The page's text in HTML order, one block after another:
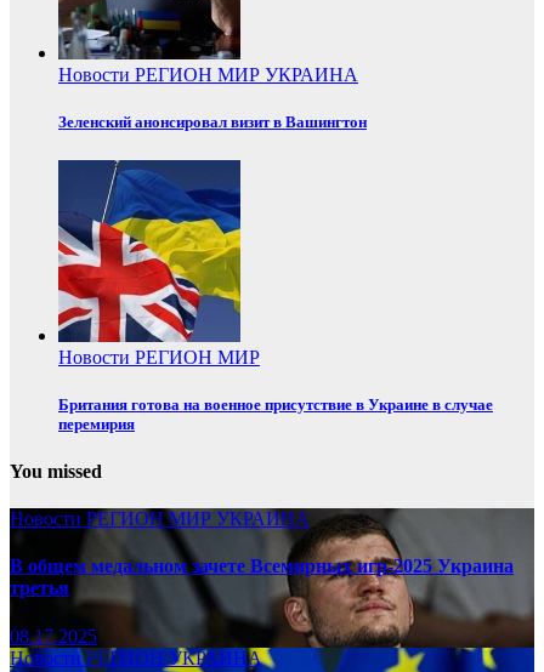
Новости РЕГИОН МИР УКРАИНА
Зеленский анонсировал визит в Вашингтон
Новости РЕГИОН МИР
Британия готова на военное присутствие в Украине в случае
перемирия
You missed
Новости РЕГИОНМИР УКРАИНА
В общем медальном зачете Всемирных игр-2025 Украина
третья
08.17.2025
НовостиРЕГИОНУКРАИНА